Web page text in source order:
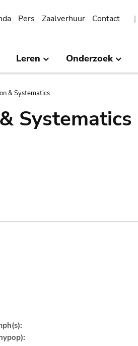
Pers Zaalverhuur Contact
Leren Onderzoek
& Systematics
Systematics